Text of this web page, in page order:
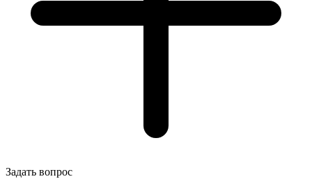
Задать вопрос